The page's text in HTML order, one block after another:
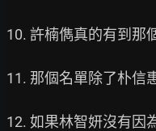
10. 許楠儁真的有到那
11. 那個名單除了朴信
12. 如果林智妍沒有因